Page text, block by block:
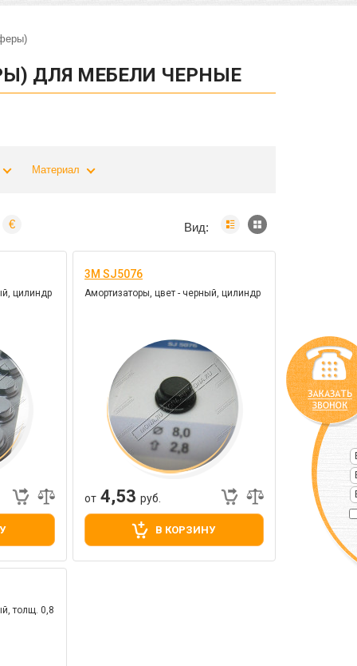
ДЛЯ МЕБЕЛИ ЧЕРНЫЕ
Материал
€ Вид:
цилиндр
3M SJ5076
Амортизаторы, цвет - черный, цилиндр
от 4,53 руб.
В КОРЗИНУ
толщ. 0,8